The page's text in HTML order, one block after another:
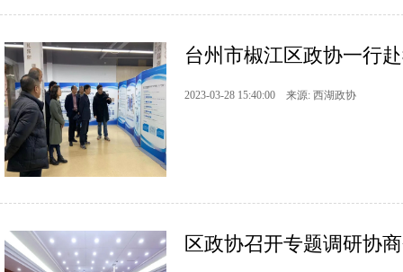
台州市椒江区政协一行
2023-03-28 15:40:00 来源: 西湖政协
区政协召开专题调研协